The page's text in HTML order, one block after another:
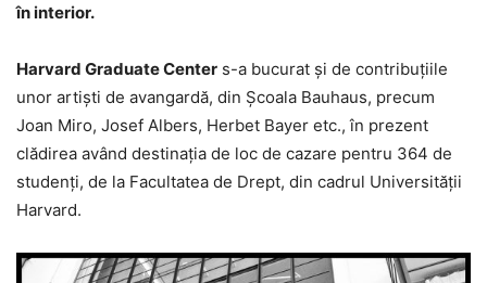
în interior.
Harvard Graduate Center s-a bucurat şi de contribuţiile
unor artişti de avangardă, din Şcoala Bauhaus, precum
Joan Miro, Josef Albers, Herbet Bayer etc., în prezent
clădirea având destinaţia de loc de cazare pentru 364 de
studenţi, de la Facultatea de Drept, din cadrul Universităţii
Harvard.